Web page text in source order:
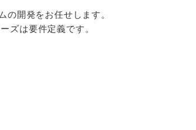
開発をお任せします。
ズは要件定義です。